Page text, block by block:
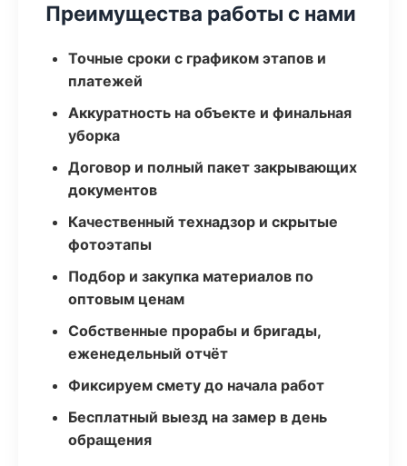
Преимущества работы с нами
Точные сроки с графиком этапов и
платежей
Аккуратность на объекте и финальная
уборка
Договор и полный пакет закрывающих
документов
Качественный технадзор и скрытые
фотоэтапы
Подбор и закупка материалов по
оптовым ценам
Собственные прорабы и бригады,
еженедельный отчёт
Фиксируем смету до начала работ
Бесплатный выезд на замер в день
обращения